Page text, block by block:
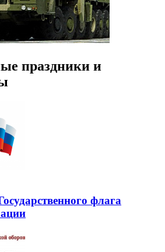
праздники и
флага